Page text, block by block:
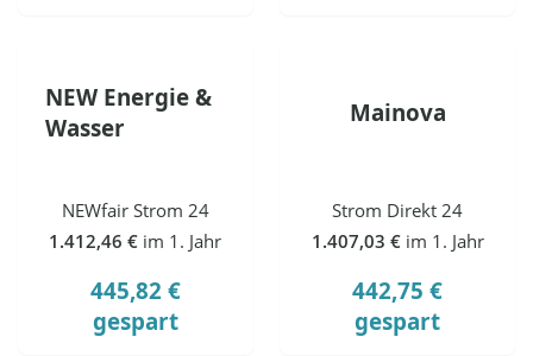
NEW Energie &
Wasser
NEWfair Strom 24
1.412,46 € im 1. Jahr
445,82 €
gespart
Mainova
Strom Direkt 24
1.407,03 € im 1. Jahr
442,75 €
gespart